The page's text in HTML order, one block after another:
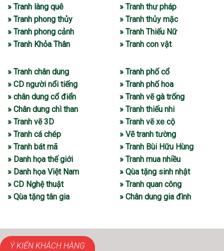
» Tranh làng quê
» Tranh phong thủy
» Tranh phong cảnh
» Tranh Khỏa Thân
» Tranh thư pháp
» Tranh thủy mặc
» Tranh Thiếu Nữ
» Tranh con vật
» Tranh chân dung
» CD người nổi tiếng
» chân dung cổ điển
» Chân dung chì than
» Tranh vẽ 3D
» Tranh cá chép
» Tranh bát mã
» Danh họa thế giới
» Danh họa Việt Nam
» CD Nghệ thuật
» Qùa tặng tân gia
» Tranh phố cổ
» Tranh phố hoa
» Tranh vẽ gà trống
» Tranh thiếu nhi
» Tranh vẽ xe cộ
» Vẽ tranh tường
» Tranh Bùi Hữu Hùng
» Tranh mua nhiều
» Qùa tặng sinh nhật
» Tranh quan công
» Chân dung gia đình
Ý KIẾN KHÁCH HÀNG